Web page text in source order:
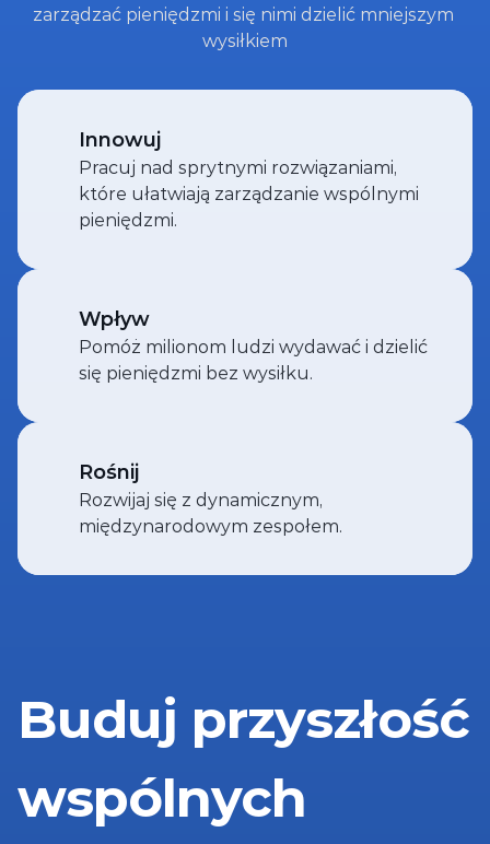
zarządzać pieniędzmi i się nimi dzielić mniejszym
wysiłkiem
Innowuj
Pracuj nad sprytnymi rozwiązaniami,
które ułatwiają zarządzanie wspólnymi
pieniędzmi.
Wpływ
Pomóż milionom ludzi wydawać i dzielić
się pieniędzmi bez wysiłku.
Rośnij
Rozwijaj się z dynamicznym,
międzynarodowym zespołem.
Buduj przyszłość
wspólnych